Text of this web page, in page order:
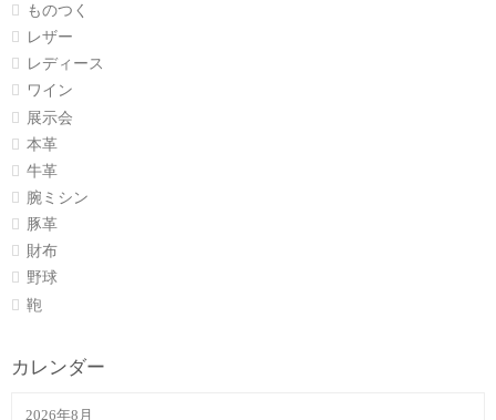
ものつく
レザー
レディース
ワイン
展示会
本革
牛革
腕ミシン
豚革
財布
野球
鞄
カレンダー
2026年8月